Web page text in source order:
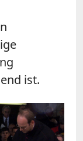
ist.